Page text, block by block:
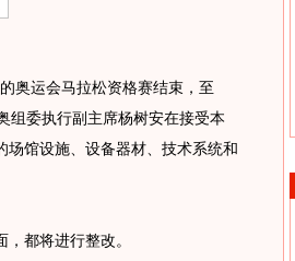
运会马拉松资格赛结束，至
组委执行副主席杨树安在接受本
馆设施、设备器材、技术系统和
都将进行整改。